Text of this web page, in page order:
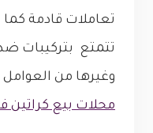
تعاملات قادمة كما
تتمتع بتركيبات ضد
وغيرها من
محلات بيع كراتين